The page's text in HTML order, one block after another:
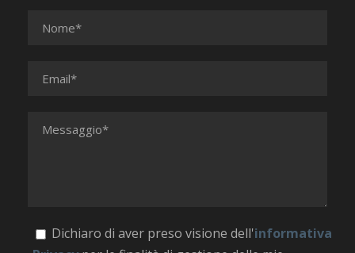
Dichiaro di aver preso visione dell'informativa